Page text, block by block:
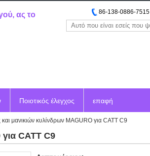
ας το
86-138-0886-7515
Ποιοτικός έλεγχος επαφή
μανικιών κυλίνδρων MAGURO για CATT C9
CATT C9